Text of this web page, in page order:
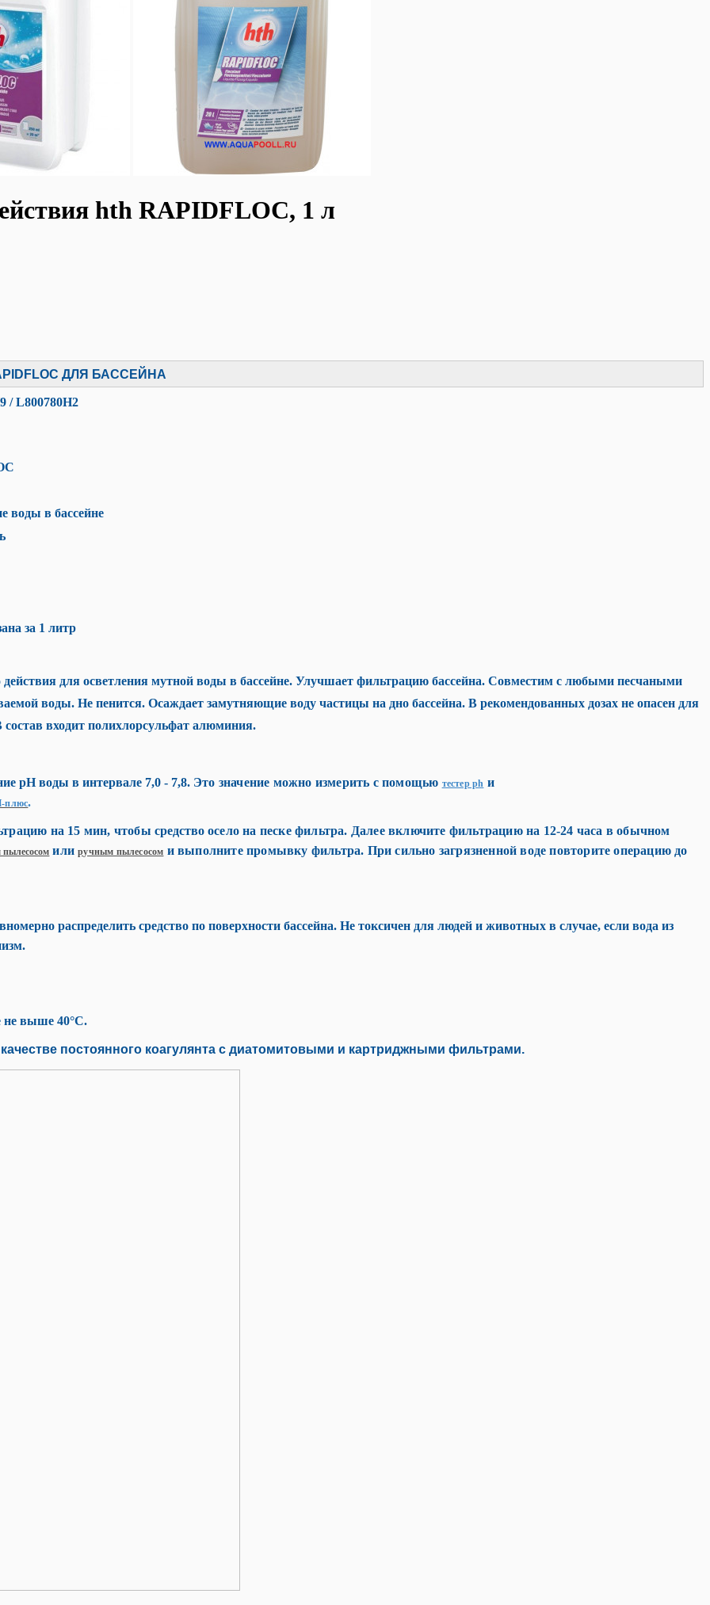
hth RAPIDFLOC, 1 л
ДЛЯ БАССЕЙНА
/ L800780H2
воды в бассейне
за 1 литр
для осветления мутной воды в бассейне. Улучшает фильтрацию бассейна. Совместим с любыми песчаными
воды. Не пенится. Осаждает замутняющие воду частицы на дно бассейна. В рекомендованных дозах не опасен для
входит полихлорсульфат алюминия.
рН воды в интервале 7,0 - 7,8. Это значение можно измерить с помощью тестер ph и
плюс.
на 15 мин, чтобысредствоосело на песке фильтра. Далее включите фильтрацию на 12-24 часа в обычном
пылесосом илиручным пылесосом ивыполните промывку фильтра. При сильно загрязненной воде повторите операцию до
распределить средство по поверхности бассейна. Не токсичен для людей и животных в случае, если вода из
не выше 40°C.
постоянного коагулянта с диатомитовыми и картриджными фильтрами.